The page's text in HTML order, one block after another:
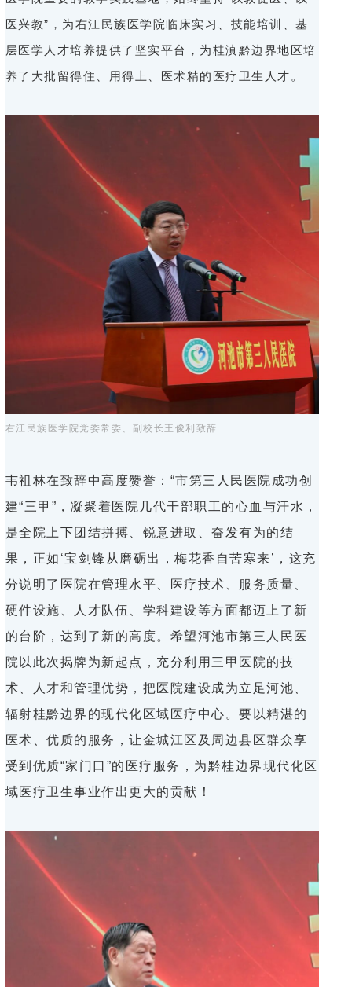
医兴教”，为右江民族医学院临床实习、技能培训、基
层医学人才培养提供了坚实平台，为桂滇黔边界地区培
养了大批留得住、用得上、医术精的医疗卫生人才。
右江民族医学院党委常委、副校长王俊利致辞
韦祖林在致辞中高度赞誉：“市第三人民医院成功创
建“三甲”，凝聚着医院几代干部职工的心血与汗水，
是全院上下团结拼搏、锐意进取、奋发有为的结
果，正如‘宝剑锋从磨砺出，梅花香自苦寒来’，这充
分说明了医院在管理水平、医疗技术、服务质量、
硬件设施、人才队伍、学科建设等方面都迈上了新
的台阶，达到了新的高度。希望河池市第三人民医
院以此次揭牌为新起点，充分利用三甲医院的技
术、人才和管理优势，把医院建设成为立足河池、
辐射桂黔边界的现代化区域医疗中心。要以精湛的
医术、优质的服务，让金城江区及周边县区群众享
受到优质“家门口”的医疗服务，为黔桂边界现代化区
域医疗卫生事业作出更大的贡献！